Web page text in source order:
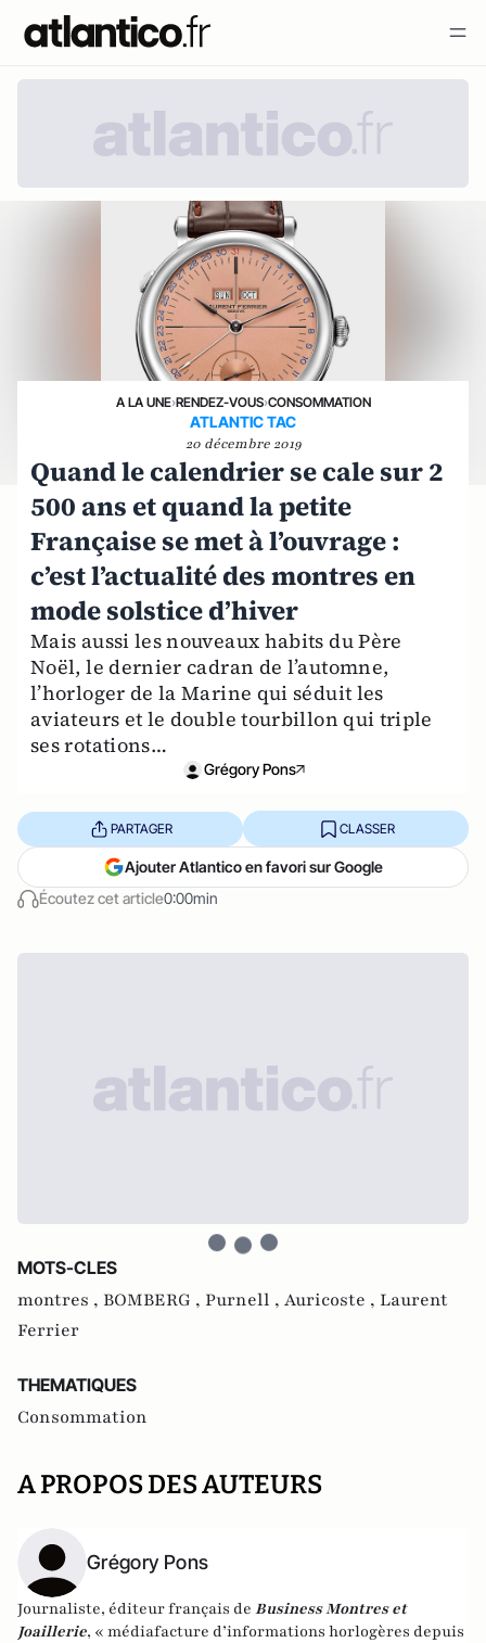
A LA UNE›RENDEZ-VOUS›CONSOMMATION
ATLANTIC TAC
20 décembre 2019
Quand le calendrier se cale sur 2
500 ans et quand la petite
Française se met à l’ouvrage :
c’est l’actualité des montres en
mode solstice d’hiver
Mais aussi les nouveaux habits du Père
Noël, le dernier cadran de l’automne,
l’horloger de la Marine qui séduit les
aviateurs et le double tourbillon qui triple
ses rotations…
Grégory Pons
Écoutez cet article0:00min
PARTAGER CLASSER
Ajouter Atlantico en favori sur Google
MOTS-CLES
montres , BOMBERG , Purnell , Auricoste , Laurent
Ferrier
THEMATIQUES
Consommation
A PROPOS DES AUTEURS
Grégory Pons
Journaliste, éditeur français de Business Montres et
Joaillerie, « médiafacture d’informations horlogères depuis